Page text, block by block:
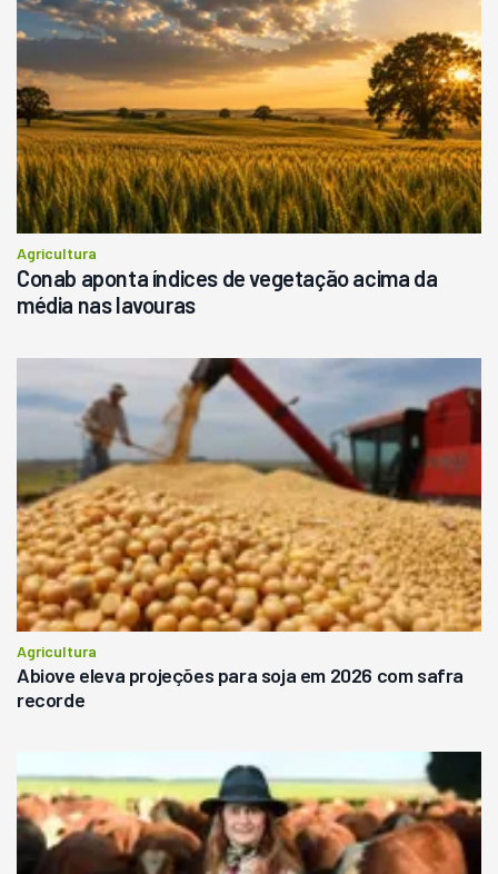
Agricultura
Conab aponta índices de vegetação acima da
média nas lavouras
Agricultura
Abiove eleva projeções para soja em 2026 com safra
recorde